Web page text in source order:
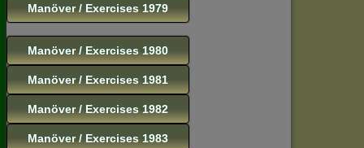
Manöver / Exercises 1979
Manöver / Exercises 1980
Manöver / Exercises 1981
Manöver / Exercises 1982
Manöver / Exercises 1983